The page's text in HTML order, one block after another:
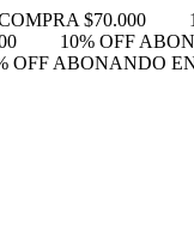
$70.000
10% OFF
OFF ABONANDO